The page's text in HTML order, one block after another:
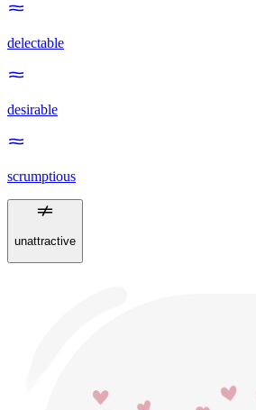
delectable
desirable
scrumptious
unattractive